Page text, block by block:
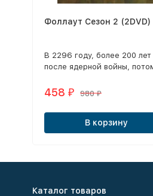
Фоллаут Сезон 2 (2DVD)
В 2296 году, более 200 лет
после ядерной войны,
в автономных
выживает в жёстких
458 ₽ 980₽
В корзину
Каталог товаров